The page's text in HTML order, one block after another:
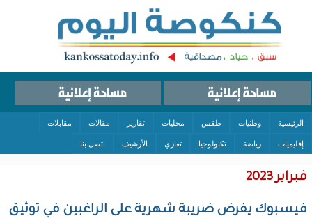
الرئيسية وطنيات طقس محليات تقارير مقالات مقابلات
إقليميات رياضة تكنولوجيا تعازي الأرشيف اتصل بنا
فبراير 2023
فيسبوك يفرض ضريبة شهرية على الراغبين في توثيق